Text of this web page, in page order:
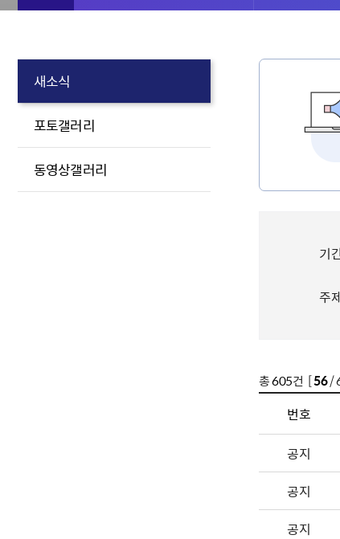
새소식
포토갤러리
동영상갤러리
기
주
총605건 [56/
번호
공지
공지
공지